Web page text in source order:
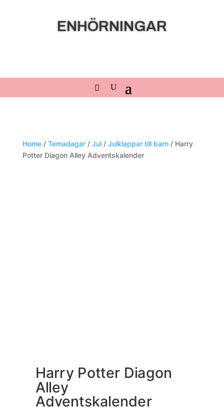
ENHÖRNINGAR
Home/ Temadagar/ Jul/ Julklappar till barn/ Harry
Potter Diagon Alley Adventskalender
Harry Potter Diagon
Alley
Adventskalender